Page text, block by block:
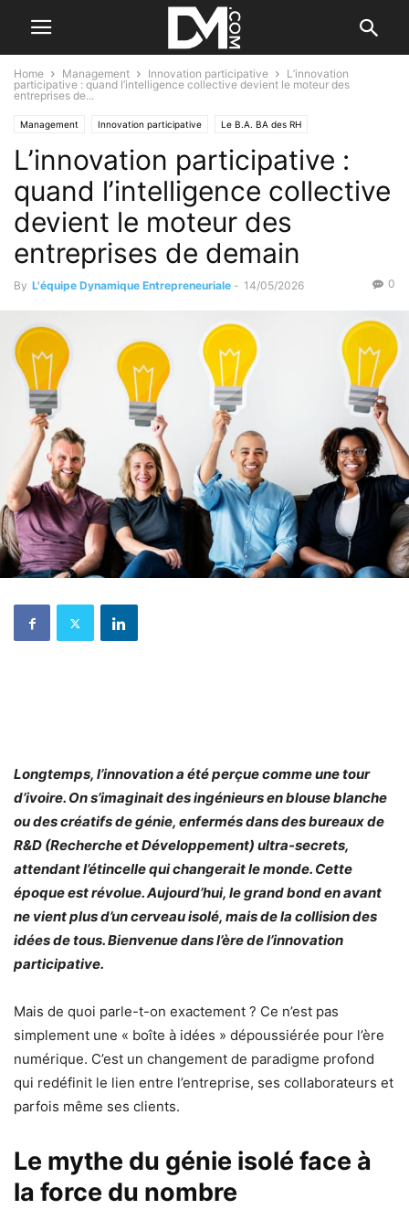
Home Management Innovation participative
L’innovation
participative : quand l’intelligence collective devient le moteur des
entreprises de...
Management Innovation participative Le B.A. BA des RH
L’innovation participative :
quand l’intelligence collective
devient le moteur des
entreprises de demain
By L'équipe Dynamique Entrepreneuriale - 14/05/2026 0
Longtemps, l’innovation a été perçue comme une tour
d’ivoire. On s’imaginait des ingénieurs en blouse blanche
ou des créatifs de génie, enfermés dans des bureaux de
R&D (Recherche et Développement) ultra-secrets,
attendant l’étincelle qui changerait le monde. Cette
époque est révolue. Aujourd’hui, le grand bond en avant
ne vient plus d’un cerveau isolé, mais de la collision des
idées de tous. Bienvenue dans l’ère de l’innovation
participative.
Mais de quoi parle-t-on exactement ? Ce n’est pas
simplement une « boîte à idées » dépoussiérée pour l’ère
numérique. C’est un changement de paradigme profond
qui redéfinit le lien entre l’entreprise, ses collaborateurs et
parfois même ses clients.
Le mythe du génie isolé face à
la force du nombre